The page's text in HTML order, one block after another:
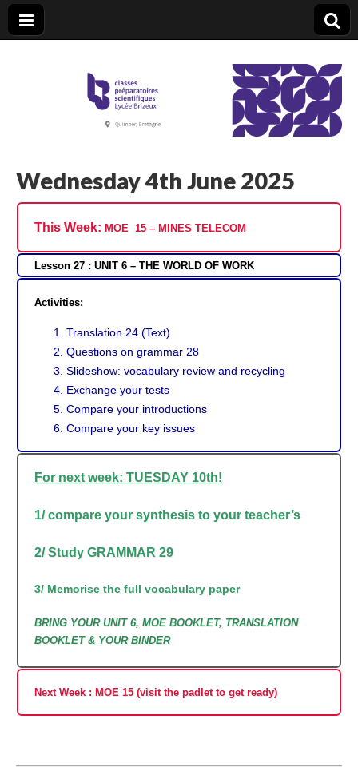
CPGE Brizeux
Wednesday 4th June 2025
This Week: MOE 15 – MINES TELECOM
Lesson 27 : UNIT 6 – THE WORLD OF WORK
Activities:
Translation 24 (Text)
Questions on grammar 28
Slideshow: vocabulary review and recycling
Exchange your tests
Compare your introductions
Compare your key issues
For next week: TUESDAY 10th!
1/ compare your synthesis to your teacher’s
2/ Study GRAMMAR 29
3/ Memorise the full vocabulary paper
BRING YOUR UNIT 6, MOE BOOKLET, TRANSLATION
BOOKLET & YOUR BINDER
Next Week : MOE 15 (visit the padlet to get ready)